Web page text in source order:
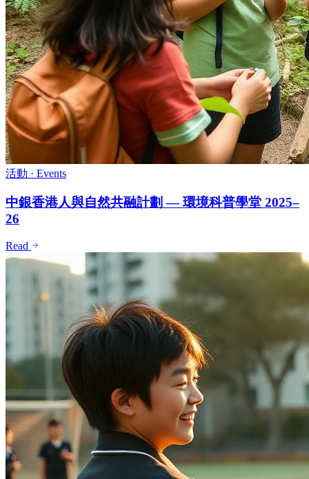
活動 · Events
中銀香港人與自然共融計劃 — 環境科普學堂 2025–
26
Read